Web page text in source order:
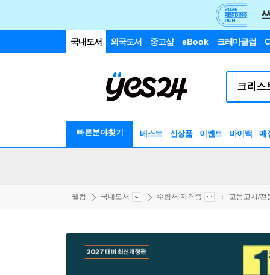
국내도서 외국도서 중고샵 eBook 크레마클럽
빠른분야찾기 베스트 신상품 이벤트 바이백 매
웰컴 국내도서 수험서 자격증 고등고시/전